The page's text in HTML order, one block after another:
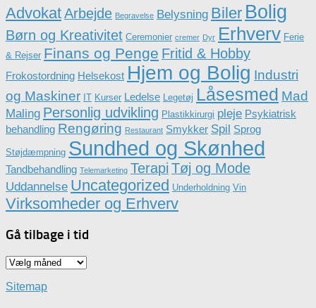
AdvokatArbejde Begravelse Belysning Biler Bolig
Børn og Kreativitet Ceremonier cremer Dyr Erhverv Ferie
& Rejser Finans og Penge Fritid & Hobby
Frokostordning Helsekost Hjem og Bolig Industri
og Maskiner IT Kurser Ledelse Legetøj Låsesmed Mad
Maling Personlig udvikling Plastikkirurgi pleje Psykiatrisk
behandling Rengøring Restaurant Smykker Spil Sprog
Støjdæmpning Sundhed og Skønhed
Tandbehandling Telemarketing Terapi Tøj og Mode
Uddannelse Uncategorized Underholdning Vin
Virksomheder og Erhverv
Gå tilbage i tid
Gå
iSitemap